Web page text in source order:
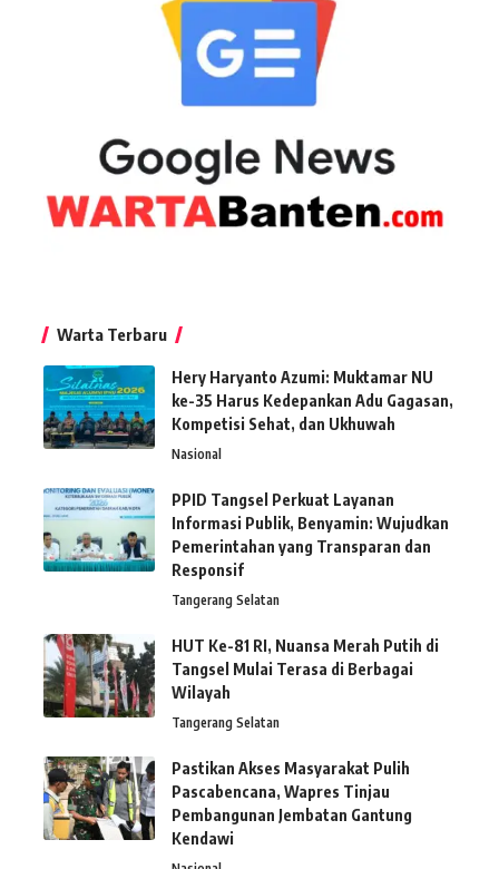
Warta Terbaru
Hery Haryanto Azumi: Muktamar NU
ke-35 Harus Kedepankan Adu Gagasan,
Kompetisi Sehat, dan Ukhuwah
Nasional
PPID Tangsel Perkuat Layanan
Informasi Publik, Benyamin: Wujudkan
Pemerintahan yang Transparan dan
Responsif
Tangerang Selatan
HUT Ke-81 RI, Nuansa Merah Putih di
Tangsel Mulai Terasa di Berbagai
Wilayah
Tangerang Selatan
Pastikan Akses Masyarakat Pulih
Pascabencana, Wapres Tinjau
Pembangunan Jembatan Gantung
Kendawi